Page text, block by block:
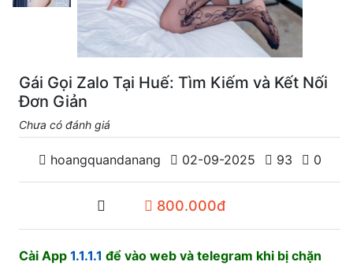
Gái Gọi Zalo Tại Huế: Tìm Kiếm và Kết Nối
Đơn Giản
Chưa có đánh giá
hoangquandanang 02-09-2025 93 0
800.000đ
Cài App 1.1.1.1 để vào web và telegram khi bị chặn